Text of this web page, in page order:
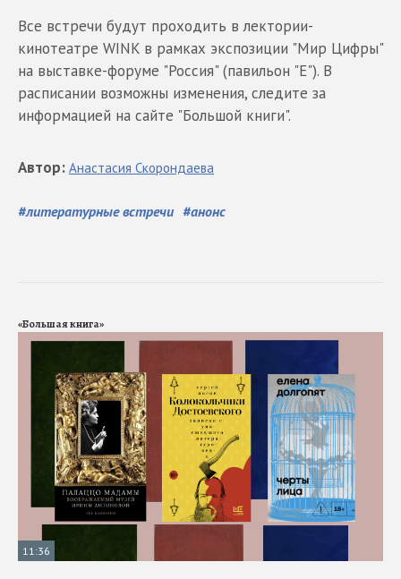
Все встречи будут проходить в лектории-
кинотеатре WINK в рамках экспозиции "Мир Цифры"
на выставке-форуме "Россия" (павильон "Е"). В
расписании возможны изменения, следите за
информацией на сайте "Большой книги".
#литературные встречи #анонс
Автор: Анастасия Скорондаева
«Большая книга»
11:36